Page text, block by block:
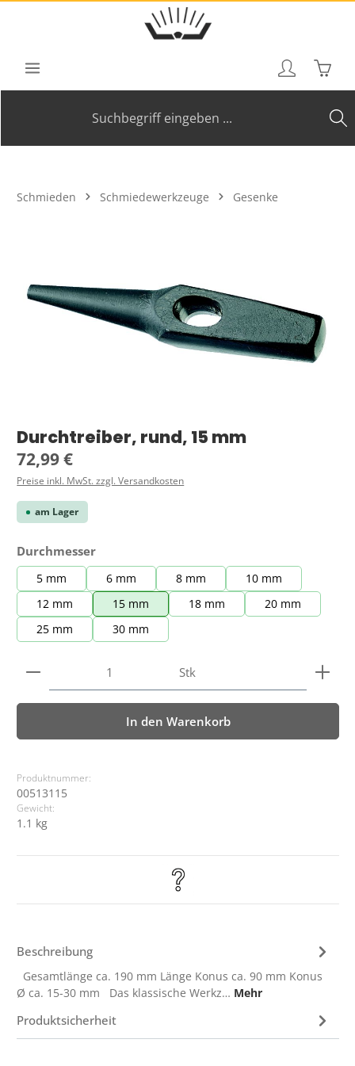
Zum Hauptinhalt springen
Schmieden Schmiedewerkzeuge Gesenke
Durchtreiber, rund, 15 mm
Regulärer Preis:
72,99 €
Preise inkl. MwSt. zzgl. Versandkosten
am Lager
Durchmesserauswählen
5 mm 6 mm 8 mm
10 mm
12 mm
15 mm 18 mm
20 mm
25 mm
30 mm
Produkt Anzahl: Gib den gewünschten Wert ein
Stk
In den Warenkorb
Produktnummer:
00513115
Gewicht:
1.1 kg
Beschreibung
Gesamtlänge ca. 190 mm Länge Konus ca. 90 mm Konus
Ø ca. 15-30 mm Das klassische Werkz… Mehr
Produktsicherheit